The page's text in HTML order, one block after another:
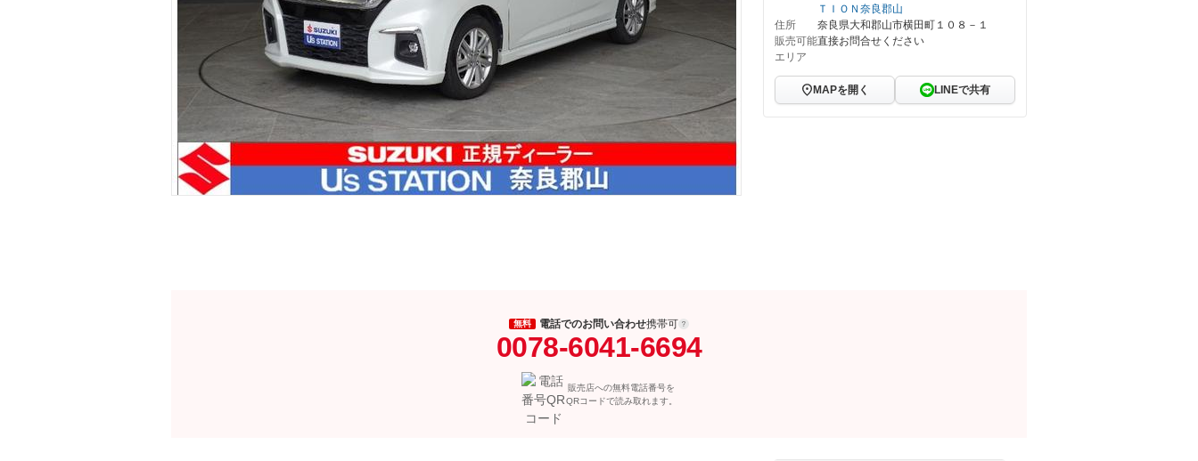
ＴＩＯＮ奈良郡山
住所
奈良県大和郡山市横田町１０８－１
販売可能
エリア
直接お問合せください
MAPを開く LINEで共有
無料 電話でのお問い合わせ携帯可
0078-6041-6694
販売店への無料電話番号を
QRコードで読み取れます。